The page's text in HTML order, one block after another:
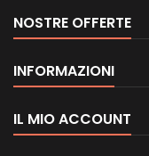
NOSTRE OFFERTE
INFORMAZIONI
IL MIO ACCOUNT